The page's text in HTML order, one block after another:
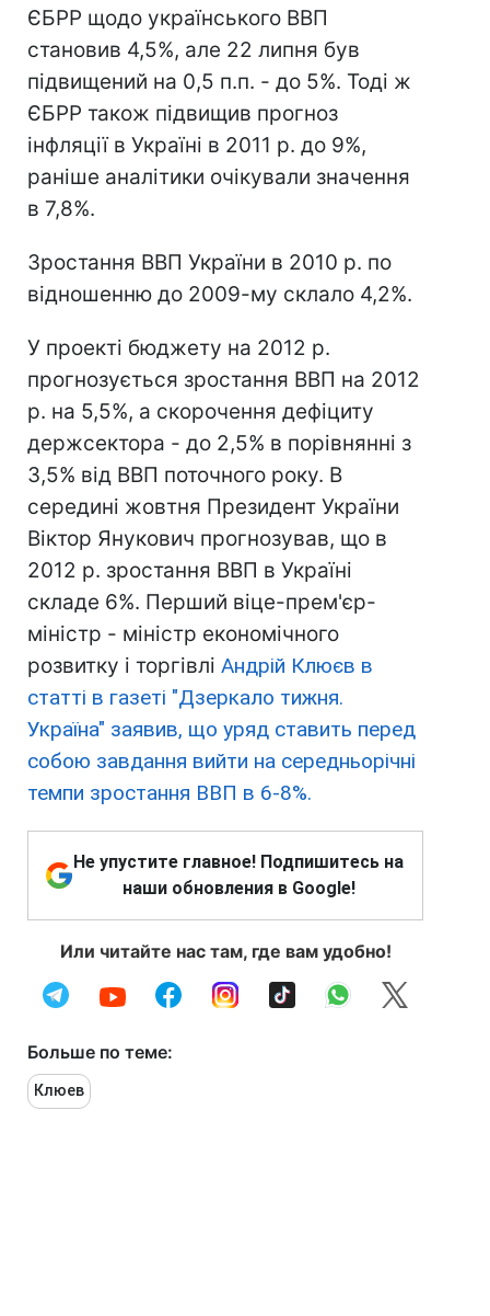
ЄБРР щодо українського ВВП
становив 4,5%, але 22 липня був
підвищений на 0,5 п.п. - до 5%. Тоді ж
ЄБРР також підвищив прогноз
інфляції в Україні в 2011 р. до 9%,
раніше аналітики очікували значення
в 7,8%.
Зростання ВВП України в 2010 р. по
відношенню до 2009-му склало 4,2%.
У проекті бюджету на 2012 р.
прогнозується зростання ВВП на 2012
р. на 5,5%, а скорочення дефіциту
держсектора - до 2,5% в порівнянні з
3,5% від ВВП поточного року. В
середині жовтня Президент України
Віктор Янукович прогнозував, що в
2012 р. зростання ВВП в Україні
складе 6%. Перший віце-прем'єр-
міністр - міністр економічного
розвитку і торгівлі Андрій Клюєв в
статті в газеті "Дзеркало тижня.
Україна" заявив, що уряд ставить перед
собою завдання вийти на середньорічні
темпи зростання ВВП в 6-8%.
Не упустите главное! Подпишитесь на
наши обновления в Google!
Или читайте нас там, где вам удобно!
Больше по теме:
Клюев